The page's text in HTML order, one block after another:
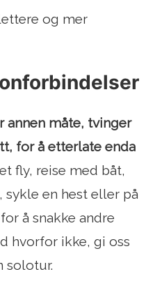
og mer
annen måte, tvinger
for å etterlate enda
fly, reise med båt,
sykle en hest eller på
å snakke andre
hvorfor ikke, gi oss
solotur.